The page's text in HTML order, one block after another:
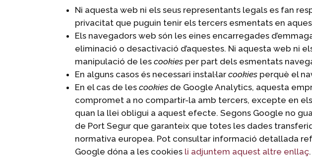
Ni aquesta web ni els seus representants legals es fan
privacitat que puguin tenir els tercers esmentats en
Els navegadors web són les eines encarregades
eliminació o desactivació d’aquestes. Ni aquesta web ni
manipulació de lescookies per part dels esmentats
En alguns casos és necessari instal·larcookies perquè el
En el cas de lescookies de Google Analytics, aquesta
compromet a no compartir-la amb tercers, excepte en
quan la llei obligui a aquest efecte. Segons Google no
de Port Segur que garanteix que totes les dades
normativa europea. Pot consultar informació detallada
Google dóna a les cookies li adjuntem aquest altre enllaç.